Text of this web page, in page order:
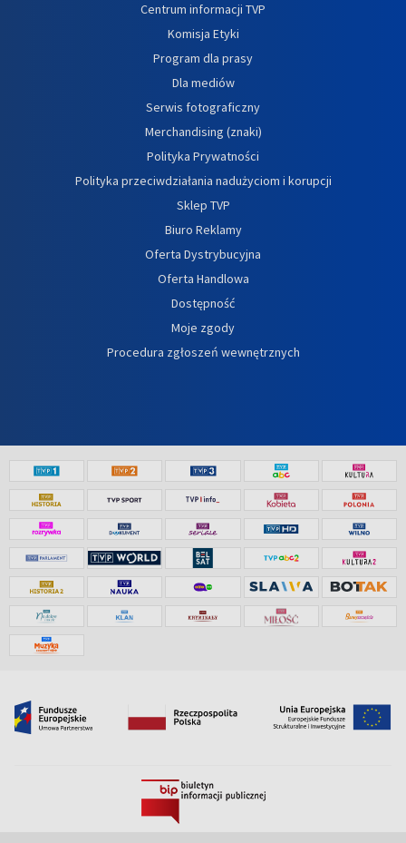
Centrum informacji TVP
Komisja Etyki
Program dla prasy
Dla mediów
Serwis fotograficzny
Merchandising (znaki)
Polityka Prywatności
Polityka przeciwdziałania nadużyciom i korupcji
Sklep TVP
Biuro Reklamy
Oferta Dystrybucyjna
Oferta Handlowa
Dostępność
Moje zgody
Procedura zgłoszeń wewnętrznych